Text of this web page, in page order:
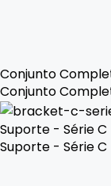
Conjunto
Conjunto
Suporte - Série C
Suporte - Série C